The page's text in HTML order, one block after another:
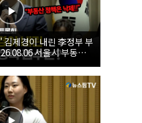
제경이 내린 李정부 부
서울시 부동산